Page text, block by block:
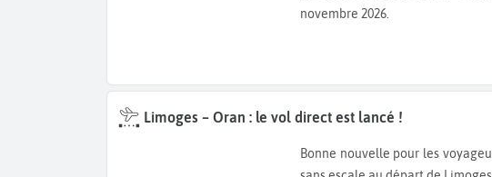
novembre 2026.
Limoges – Oran : le vol direct est lancé !
Bonne nouvelle pour les voyageurs. Il est désormais possible de rejoindre Oran